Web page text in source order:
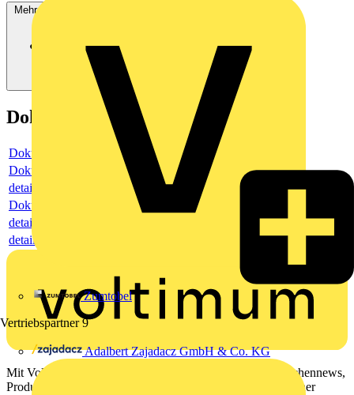
Zumtobel
Vertriebspartner 9
Adalbert Zajadacz GmbH & Co. KG
Mehr anzeigen
Dokumente
Dokument
Dokument
detail
Dokument
detail
detail
Mit Voltimum erhalten Elektrofachkräfte Zugang zu Branchennews,
Produktinformationen, Schulungen und Tools – alles auf einer